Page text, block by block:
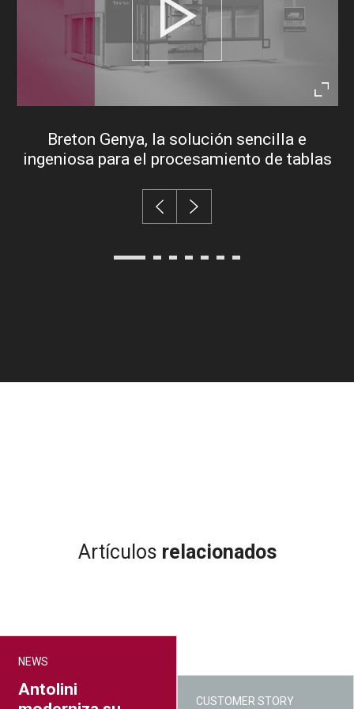
Enter
Play
Breton Genya, la solución sencilla e
ingeniosa para el procesamiento de tablas
Artículos relacionados
NEWS
Antolini
CUSTOMER STORY